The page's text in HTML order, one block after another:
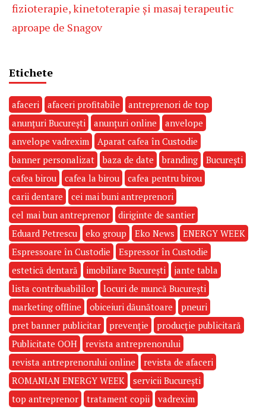
fizioterapie, kinetoterapie și masaj terapeutic
aproape de Snagov
Etichete
afaceri afaceri profitabile
antreprenori de top
anunțuri București
anunțuri online
anvelope
anvelope vadrexim
Aparat cafea în Custodie
banner personalizat
baza de date branding
București
cafea birou
cafea la birou
cafea pentru birou
carii dentare
cei mai buni antreprenori
cel mai bun antreprenor
diriginte de santier
Eduard Petrescu
eko group Eko News
ENERGY WEEK
Espressoare în Custodie
Espressor în Custodie
estetică dentară
imobiliare București
jante tabla
lista contribuabililor
locuri de muncă București
marketing offline
obiceiuri dăunătoare
pneuri
pret banner publicitar
prevenție
producție publicitară
Publicitate OOH
revista antreprenorului
revista antreprenorului online
revista de afaceri
ROMANIAN ENERGY WEEK
servicii București
top antreprenor
tratament copii vadrexim